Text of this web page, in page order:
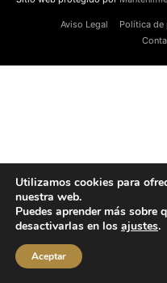
Aviso Legal Política de
Utilizamos cookies para
nuestra web.
Puedes aprender más sobre
desactivarlas en los ajustes.
Aceptar